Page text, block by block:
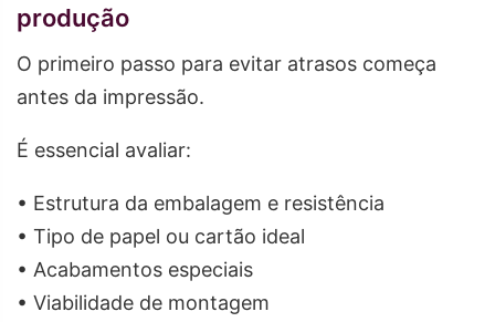
produção
O primeiro passo para evitar atrasos começa
antes da impressão.
É essencial avaliar:
• Estrutura da embalagem e resistência
• Tipo de papel ou cartão ideal
• Acabamentos especiais
• Viabilidade de montagem